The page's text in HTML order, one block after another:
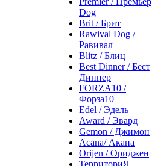
Dog
Brit / Брит
Rawival Dog /
Равивал
Blitz / Блиц
Best Dinner / Бест
Диннер
FORZA10 /
Форза10
Edel / Эдель
Award / Эвард
Gemon / Джимон
Acana/ Акана
Orijen / Ориджен
ТерриториЯ